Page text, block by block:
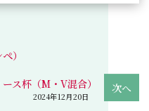
）
ス杯（M・V混合）
2024年12月20日